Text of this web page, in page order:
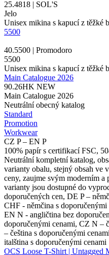
25.4818 | SOL'S
Jelo
Unisex mikina s kapucí z těžké
5500
40.5500 | Promodoro
5500
Unisex mikina s kapucí z těžké
Main Catalogue 2026
90.26HK NEW
Main Catalogue 2026
Neutrální obecný katalog
Standard
Promotion
Workwear
CZ P – EN P
100% papír s certifikací FSC,
Neutrální kompletní katalog,
varianty obalu, stejný obsah ve
ceny, zaujme svým moderním
varianty jsou dostupné do
doporučených cen, DE P –
CHF - němčina s
EN N - angličtina bez
doporučenými cenami, CZ N –
– čeština s doporučenými
italština s doporučenými cenami
OCS Loose T-Shirt | Untagged